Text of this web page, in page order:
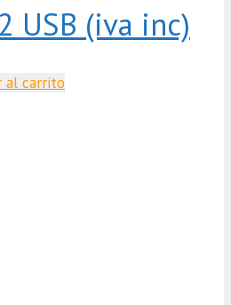
USB (iva inc)
al carrito